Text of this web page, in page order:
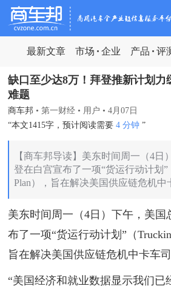
最新文章 市场 企业 产品 评
缺口至少达8万！拜登推新计划力
难题
商车邦 • 第一财经 • 用户 • 4月07日
“本文1415字，预计阅读需要4 分钟”
【商车邦导读】​美东时间周一（4日
登在白宫宣布了一项“货运行动计划”
Plan），旨在解决美国供应链危机中
美东时间周一（4日）下午，美国
布了一项“货运行动计划”（
旨在解决美国供应链危机中卡车
“美国经济和就业数据显示我们已